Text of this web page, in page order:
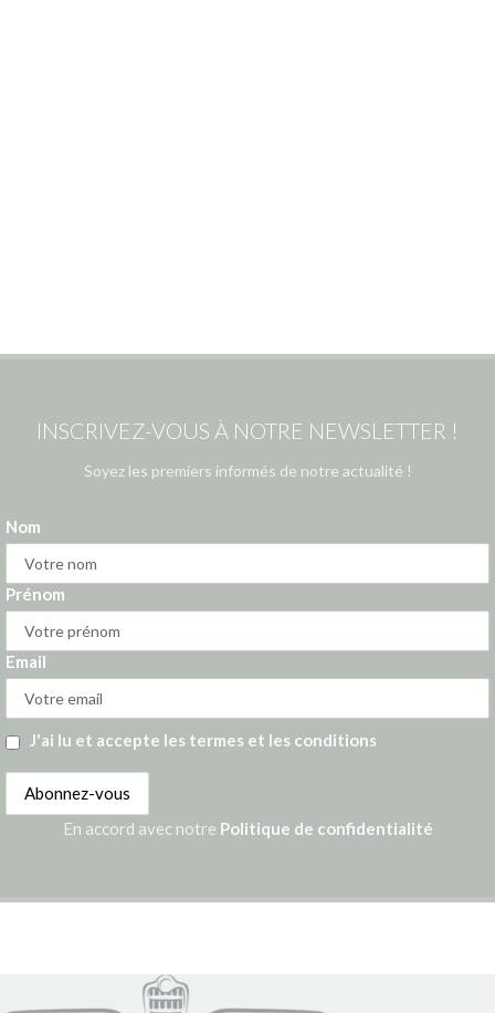
INSCRIVEZ-VOUS À NOTRE NEWSLETTER !
Soyez les premiers informés de notre actualité !
Nom
Prénom
Email
J'ai lu et accepte les termes et les conditions
En accord avec notre Politique de confidentialité